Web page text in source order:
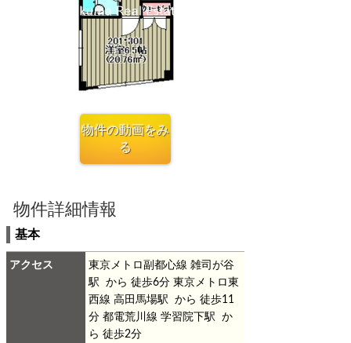
物件詳細情報
基本
アクセス
東京メトロ副都心線 雑司が谷
駅 から 徒歩6分東京メトロ東
西線 高田馬場駅 から 徒歩11
分都電荒川線 学習院下駅 か
ら 徒歩2分